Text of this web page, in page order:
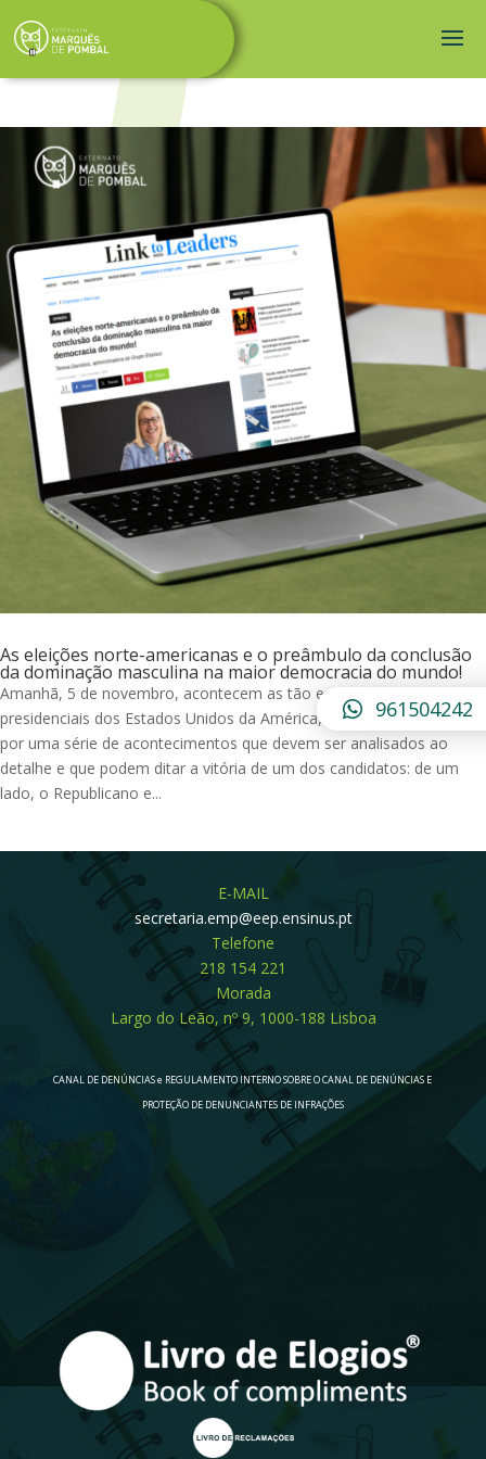
As eleições norte-americanas e o preâmbulo da conclusão
da dominação masculina na maior democracia do mundo!
Amanhã, 5 de novembro, acontecem as tão esperadas eleições
presidenciais dos Estados Unidos da América, que ficam marcadas
por uma série de acontecimentos que devem ser analisados ao
detalhe e que podem ditar a vitória de um dos candidatos: de um
lado, o Republicano e...
E-MAIL
secretaria.emp@eep.ensinus.pt
Telefone
218 154 221
Morada
Largo do Leão, nº 9, 1000-188 Lisboa
CANAL DE DENÚNCIAS e REGULAMENTO INTERNO SOBRE O CANAL DE DENÚNCIAS E
PROTEÇÃO DE DENUNCIANTES DE INFRAÇÕES
961504242